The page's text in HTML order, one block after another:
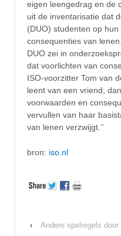
eigen leengedrag en de
uit de inventarisatie dat
(DUO) studenten op
consequenties van
DUO zei in
dat voorlichten van
ISO-voorzitter Tom van
leent van een vriend,
voorwaarden en
vervullen van haar
van lenen verzwijgt.’’
bron: iso.nl
‹
Andere spelregels door